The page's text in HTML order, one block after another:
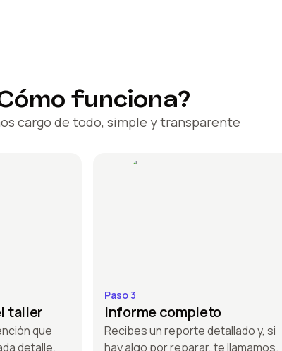
funciona?
cargo de todo, simple y transparente
taller
que
detalle.
Paso 3
Informe completo
Recibes un reporte detallado y, si
hay algo por reparar, te llamamos.